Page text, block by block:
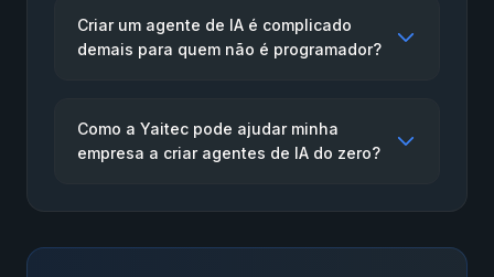
Criar um agente de IA é complicado
demais para quem não é programador?
Como a Yaitec pode ajudar minha
empresa a criar agentes de IA do zero?